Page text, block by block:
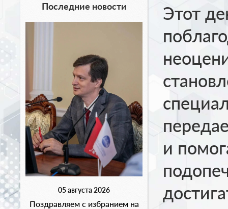
Последние новости
05 августа 2026
Поздравляем с избранием на
Этот
и